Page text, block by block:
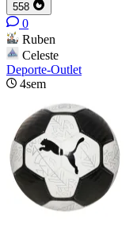
558
0
Ruben
Celeste
Deporte-Outlet
4sem